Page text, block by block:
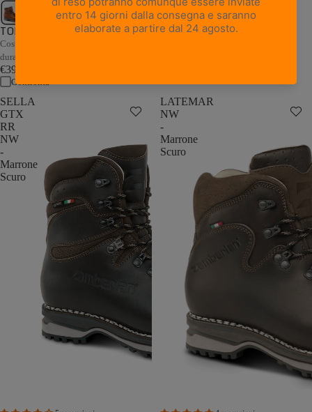
TOFANE GTX RR NW - Mattone
Costruzione a guardolo e prestazioni
durature in pregiata pelle toscana.
€399,00
Confronta
Tradizione alpina in pelle e comfort
contemporaneo.
€329,00
SELLA
GTX
RR
NW
-
Marrone
Scuro
LATEMAR
NW
-
Marrone
Scuro